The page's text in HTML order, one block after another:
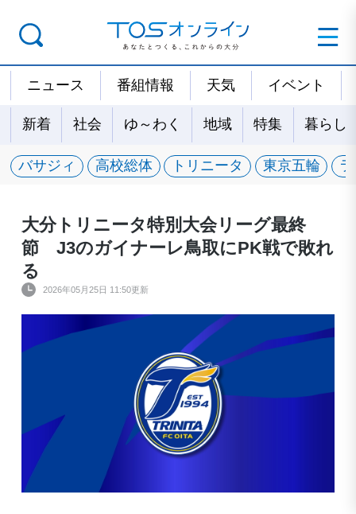
ニュース 番組情報 天気 イベント
新着 社会 ゆ～わく 地域 特集 暮らし
バサジィ 高校総体 トリニータ 東京五輪
大分トリニータ特別大会リーグ最終
節 J3のガイナーレ鳥取にPK戦で敗れ
る
2026年05月25日 11:50更新